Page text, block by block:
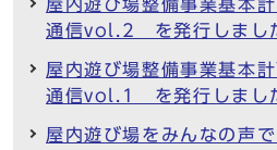
屋内遊び場整備事業基本
通信vol.2 を発行しまし
屋内遊び場整備事業基本
通信vol.1 を発行しまし
屋内遊び場をみんなの声